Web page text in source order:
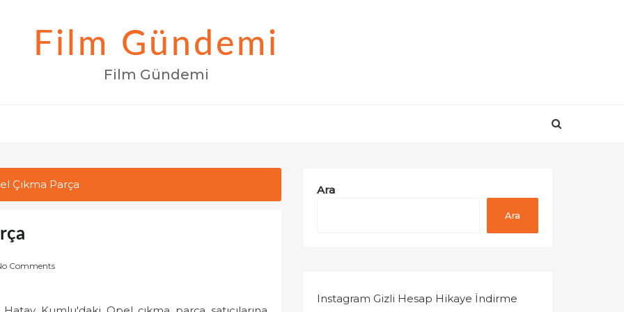
Film Gündemi
Film Gündemi
Çıkma Parça
Comments
Ara
Ara
Instagram Gizli Hesap Hikaye İndirme